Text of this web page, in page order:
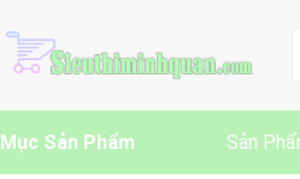
Sản Phẩm Sản